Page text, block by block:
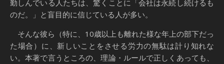
勤しんでいる人たちは、驚くことに「会社は永続し続けるも
のだ。」と盲目的に信じている人が多い。
そんな彼ら（特に、10歳以上も離れた様な年上の部下だっ
た場合）に、新しいことをさせる労力の無駄は計り知れな
い。本著で言うところの、理論・ルールで正しくあっても、